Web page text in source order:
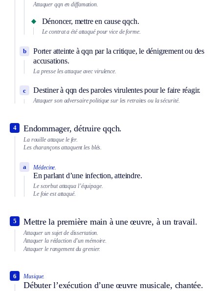
Attaquer qqn en diffamation.
Dénoncer, mettre en cause qqch.
Le contrat a été attaqué pour vice de forme.
Porter atteinte à qqn par la critique, le dénigrement ou des
accusations.
b
La presse les attaque avec virulence.
Destiner à qqn des paroles virulentes pour le faire réagir.
c
Attaquer son adversaire politique sur les retraites ou la sécurité.
Endommager, détruire qqch.
4
La rouille attaque le fer.
Les charançons attaquent les blés.
Médecine.
En parlant d’une infection, atteindre.
a
Le scorbut attaqua l’équipage.
Le foie est attaqué.
Mettre la première main à une œuvre, à un travail.
5
Attaquer un sujet de dissertation.
Attaquer la rédaction d’un mémoire.
Attaquer le rangement du grenier.
Musique.
Débuter l’exécution d’une œuvre musicale, chantée.
6